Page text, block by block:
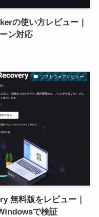
の使い方レビュー｜
ン対応
ソフトウェアレビュー
無料版をレビュー｜
で検証